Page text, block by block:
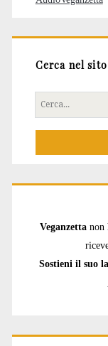
Cerca nel sito
Cerca
per:
Veganzetta non
Sostieni il suo